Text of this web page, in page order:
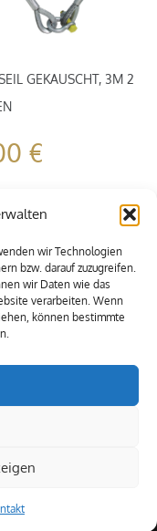
wir Technologien
bzw. darauf zuzugreifen.
wir Daten wie das
verarbeiten. Wenn
können bestimmte
GEKAUSCHT, 3M 2
€